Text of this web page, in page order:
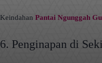
Keindahan Pantai Ngunggah
6. Penginapan di